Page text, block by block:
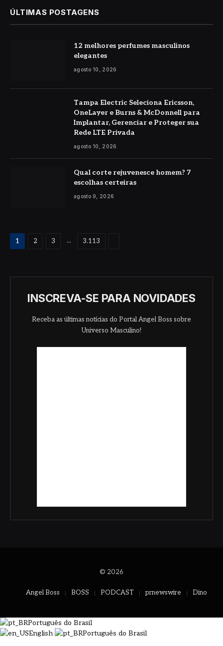
ÚLTIMAS POSTAGENS
12 melhores perfumes masculinos
elegantes
agosto 10, 2026
Tampa Electric Seleciona Ericsson,
OneLayer e Burns & McDonnell para
Implantar, Gerenciar e Proteger sua
Rede LTE Privada
agosto 10, 2026
Qual corte rejuvenesce homem? 7
escolhas certeiras
agosto 9, 2026
1 2 3 ... 3.113
INSCREVA-SE PARA NOVIDADES
Receba as últimas notícias do Portal Angel Boss sobre
Universo Masculino!
© 2026
Angel Boss BOSS PODCAST prnewswire Dino
Português do Brasil
English
Português do Brasil